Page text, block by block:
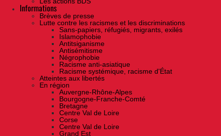
Informations
Brèves de presse
Lutte contre les racismes et les discriminations
Sans-papiers, réfugiés, migrants, exilés
Islamophobie
Antitsiganisme
Antisémitisme
Négrophobie
Racisme anti-asiatique
Racisme systémique, racisme d'État
Atteintes aux libertés
En région
Auvergne-Rhône-Alpes
Bourgogne-Franche-Comté
Bretagne
Centre Val de Loire
Corse
Centre Val de Loire
Grand Est